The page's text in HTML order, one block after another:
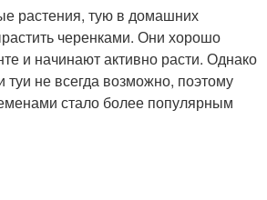
растения, тую в домашних
черенками. Они хорошо
и начинают активно расти. Однако
туи не всегда возможно, поэтому
стало более популярным